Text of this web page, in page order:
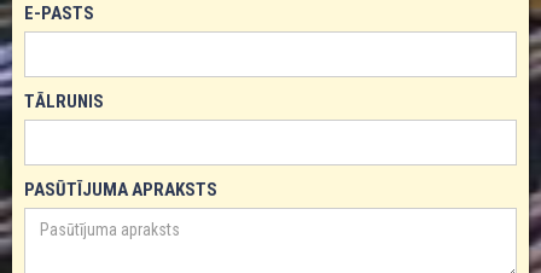
E-PASTS
TĀLRUNIS
PASŪTĪJUMA APRAKSTS